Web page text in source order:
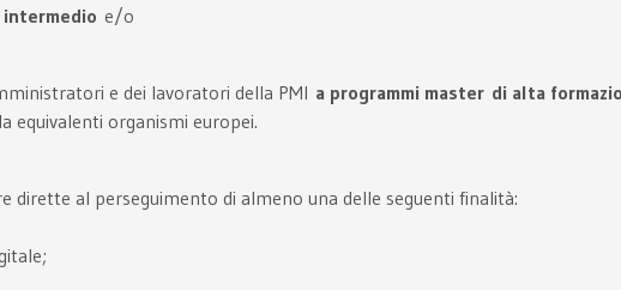
e/o
e dei lavoratori della PMI a programmi master di alta
equivalenti organismi europei.
dirette al perseguimento di almeno una delle seguenti finalità: